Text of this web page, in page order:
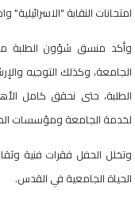
امتحانات النقابة "الاسرائيلية"
وأكد منسق شؤون الطلبة
الجامعة، وكذلك التوجيه
الطلبة، حتى نحقق كامل
لخدمة الجامعة ومؤسسات
وتخلل الحفل فقرات فنية
الحياة الجامعية في القدس.